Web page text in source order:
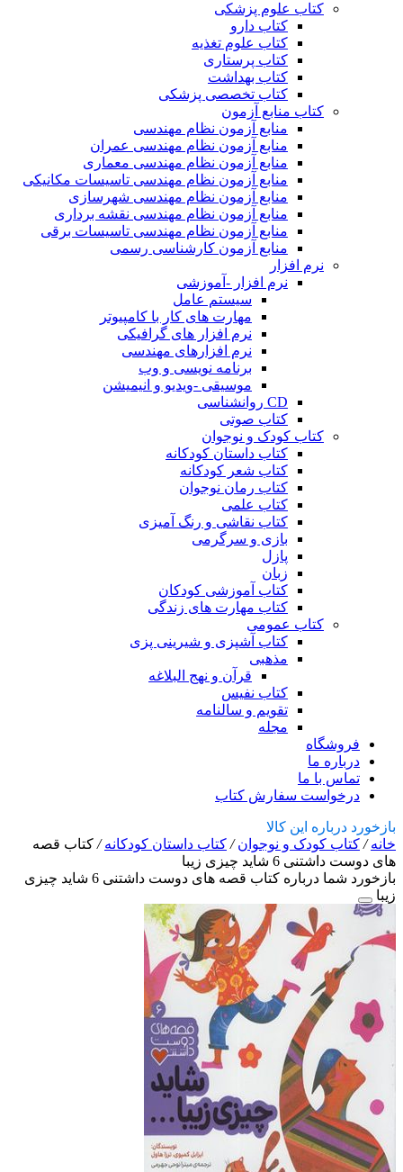
کتاب علوم پزشکی
کتاب دارو
کتاب علوم تغذیه
کتاب پرستاری
کتاب بهداشت
کتاب تخصصی پزشکی
کتاب منابع آزمون
منابع آزمون نظام مهندسی
منابع آزمون نظام مهندسی عمران
منابع آزمون نظام مهندسی معماری
منابع آزمون نظام مهندسی تاسیسات مکانیکی
منابع آزمون نظام مهندسی شهرسازی
منابع آزمون نظام مهندسی نقشه برداری
منابع آزمون نظام مهندسی تاسیسات برقی
منابع آزمون کارشناسی رسمی
نرم افزار
نرم افزار -آموزشی
سیستم عامل
مهارت های کار با کامپیوتر
نرم افزار های گرافیکی
نرم افزارهای مهندسی
برنامه نویسی و وب
موسیقی -ویدیو و انیمیشن
CD روانشناسی
کتاب صوتی
کتاب کودک و نوجوان
کتاب داستان کودکانه
کتاب شعر کودکانه
کتاب رمان نوجوان
کتاب علمی
کتاب نقاشی و رنگ آمیزی
بازی و سرگرمی
پازل
زبان
کتاب آموزشی کودکان
کتاب مهارت های زندگی
کتاب عمومی
کتاب آشپزی و شیرینی پزی
مذهبی
قرآن و نهج البلاغه
کتاب نفیس
تقویم و سالنامه
مجله
فروشگاه
درباره ما
تماس با ما
درخواست سفارش کتاب
بازخورد درباره این کالا
خانه/ کتاب کودک و نوجوان/ کتاب داستان کودکانه/ کتاب قصه
های دوست داشتنی 6 شاید چیزی زیبا
بازخورد شما درباره کتاب قصه های دوست داشتنی 6 شاید چیزی
زیبا